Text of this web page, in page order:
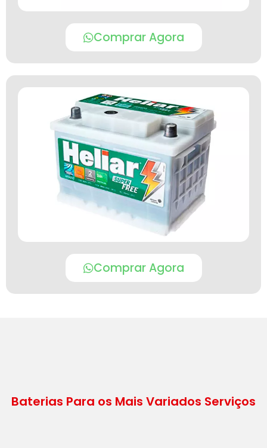
Comprar Agora
Comprar Agora
Baterias Para os Mais Variados Serviços